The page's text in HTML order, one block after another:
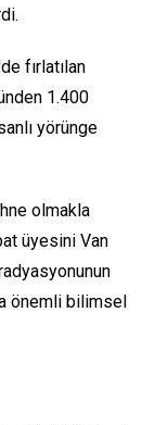
fırlatılan
1.400
yörünge
olmakla
üyesini Van
önemli bilimsel